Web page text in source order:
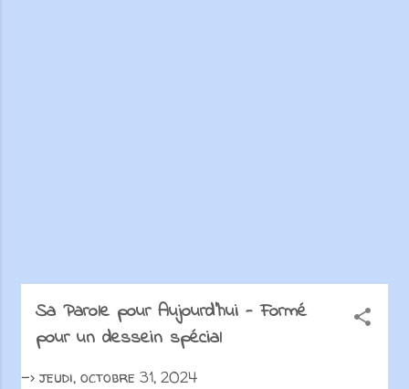
promesse de protection et de
force dans ce verset est un
rappel que nous ne sommes
pas seuls dans nos épreuves.
Dieu est présent pour nous
Sa Parole pour Aujourd'hui - Formé
pour un dessein spécial
-> jeudi, octobre 31, 2024